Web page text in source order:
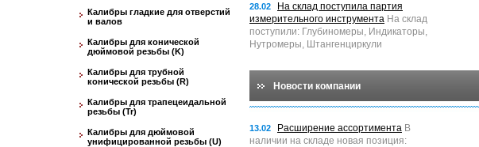
Калибры гладкие для отверстий
и валов
Калибры для конической
дюймовой резьбы (K)
Калибры для трубной
конической резьбы (R)
Калибры для трапецеидальной
резьбы (Tr)
Калибры для дюймовой
унифицированной резьбы (U)
28.02
На склад поступила партия
измерительного инструмента На склад
поступили: Глубиномеры, Индикаторы,
Нутромеры, Штангенциркули
Новости компании
13.02 Расширение ассортимента В
наличии на складе новая позиция: